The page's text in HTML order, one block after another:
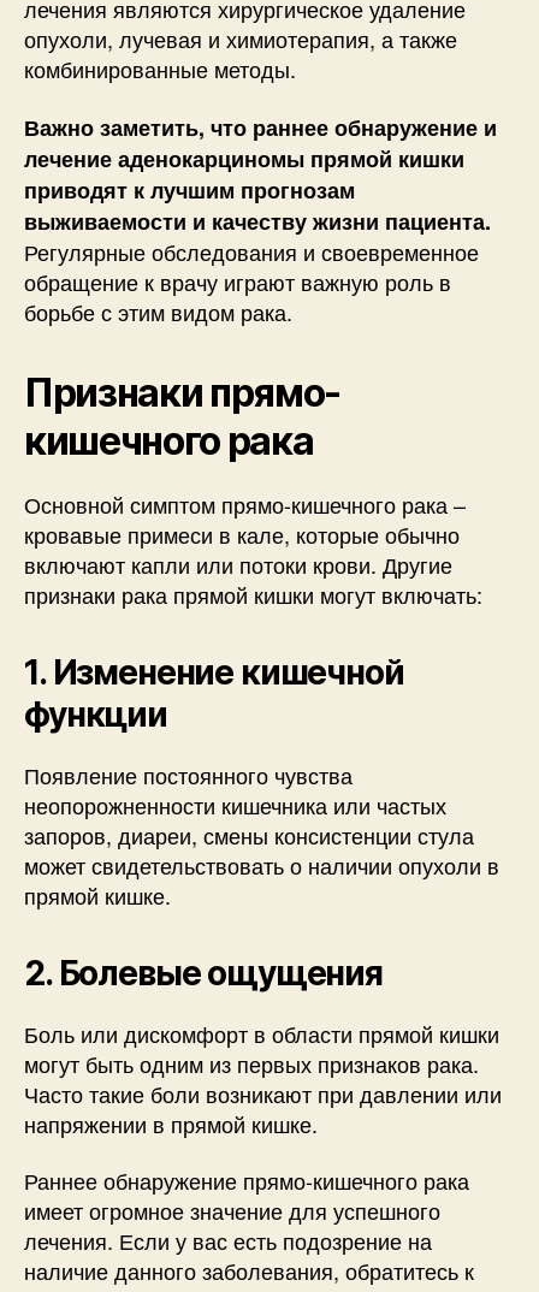
лечения являются хирургическое удаление
опухоли, лучевая и химиотерапия, а также
комбинированные методы.
Важно заметить, что раннее обнаружение и
лечение аденокарциномы прямой кишки
приводят к лучшим прогнозам
выживаемости и качеству жизни пациента.
Регулярные обследования и своевременное
обращение к врачу играют важную роль в
борьбе с этим видом рака.
Признаки прямо-
кишечного рака
Основной симптом прямо-кишечного рака –
кровавые примеси в кале, которые обычно
включают капли или потоки крови. Другие
признаки рака прямой кишки могут включать:
1. Изменение кишечной
функции
Появление постоянного чувства
неопорожненности кишечника или частых
запоров, диареи, смены консистенции стула
может свидетельствовать о наличии опухоли в
прямой кишке.
2. Болевые ощущения
Боль или дискомфорт в области прямой кишки
могут быть одним из первых признаков рака.
Часто такие боли возникают при давлении или
напряжении в прямой кишке.
Раннее обнаружение прямо-кишечного рака
имеет огромное значение для успешного
лечения. Если у вас есть подозрение на
наличие данного заболевания, обратитесь к